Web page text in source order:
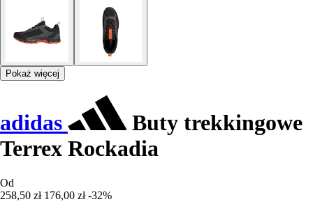
Pokaż więcej
adidas
Buty trekkingowe
Terrex Rockadia
Od
258,50 zł 176,00 zł -32%